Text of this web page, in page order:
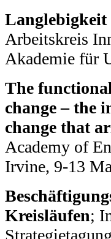
Arbeitskreis
Akademie für
The
change – the
change that
Academy of
Irvine, 9-13
Kreisläufen;